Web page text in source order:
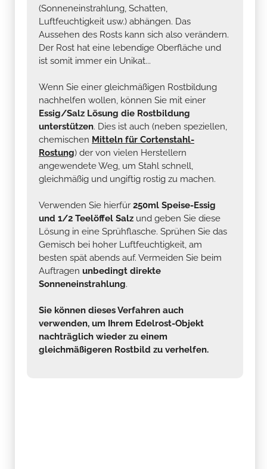
(Sonneneinstrahlung, Schatten,
Luftfeuchtigkeit usw.) abhängen. Das
Aussehen des Rosts kann sich also verändern.
Der Rost hat eine lebendige Oberfläche und
ist somit immer ein Unikat...
Wenn Sie einer gleichmäßigen Rostbildung
nachhelfen wollen, können Sie mit einer
Essig/Salz Lösung die Rostbildung
unterstützen. Dies ist auch (neben speziellen,
chemischen Mitteln für Cortenstahl-
Rostung) der von vielen Herstellern
angewendete Weg, um Stahl schnell,
gleichmäßig und ungiftig rostig zu machen.
Verwenden Sie hierfür 250ml Speise-Essig
und 1/2 Teelöffel Salz und geben Sie diese
Lösung in eine Sprühflasche. Sprühen Sie das
Gemisch bei hoher Luftfeuchtigkeit, am
besten spät abends auf. Vermeiden Sie beim
Auftragen unbedingt direkte
Sonneneinstrahlung.
Sie können dieses Verfahren auch
verwenden, um Ihrem Edelrost-Objekt
nachträglich wieder zu einem
gleichmäßigeren Rostbild zu verhelfen.